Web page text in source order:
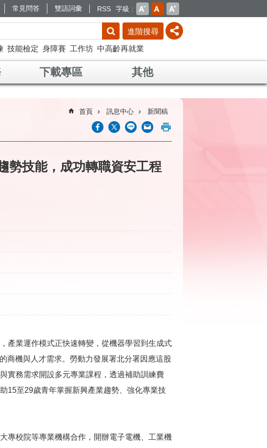
常見問答 雙語詞彙 RSS 字級
進階搜尋
技能檢定 身障賽 工作坊 中高齡再就業
下載專區 其他
首頁 訊息中心 新聞稿
技能，成功轉職資安工程
業運作模式正快速轉變，從機器學習到生成式
商機與人才需求。勞動力發展署北分署因應這股
實務需求開設多元專業課程，透過補助訓練費
15至29歲青年掌握新興產業趨勢、強化專業技
校院等專業機構合作，開辦電子電機、工業機